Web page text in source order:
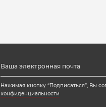
Нажимая кнопку “Подписаться”, Вы
конфиденциальности